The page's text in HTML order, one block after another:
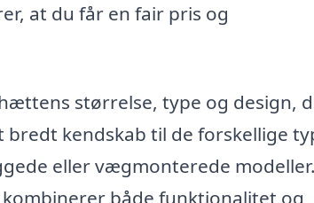
at du får en fair pris og
størrelse, type og design,
kendskab til de forskellige
eller vægmonterede
både funktionalitet og